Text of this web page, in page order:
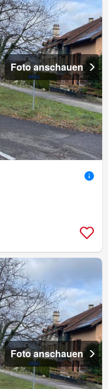
Foto anschauen
Foto anschauen